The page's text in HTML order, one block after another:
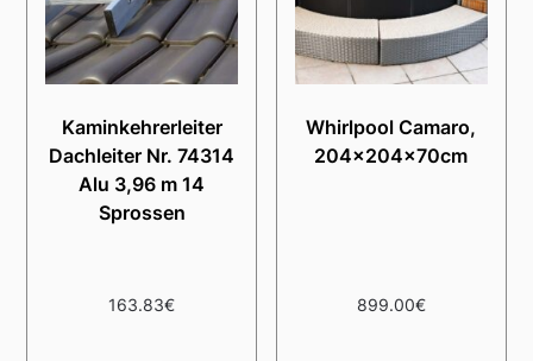
Kaminkehrerleiter
Dachleiter Nr. 74314
Alu 3,96 m 14
Sprossen
163.83€
Whirlpool Camaro,
204x204x70cm
899.00€